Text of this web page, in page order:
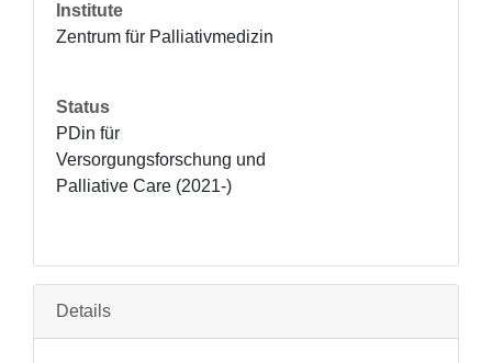
Institute
Zentrum für Palliativmedizin
Status
PDin für
Versorgungsforschung und
Palliative Care (2021-)
Details